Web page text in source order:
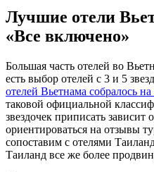
Лучшие отели
«Все включено»
Большая часть отелей во
есть выбор отелей с 3 и 5
отелей Вьетнама собралось
таковой официальной
звездочек приписать зависит
ориентироваться на отзывы
сопоставим с отелями
Таиланд все же более